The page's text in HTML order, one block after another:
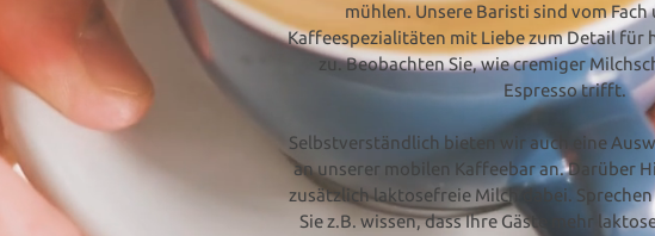
mühlen. Unsere Baristi sind vom
Kaffeespezialitäten mit Liebe zum Detail für
zu. Beobachten Sie, wie cremiger
Espresso trifft.
Selbstverständlich bieten wir auch eine
an unserer mobilen Kaffeebar an. Darüber
zusätzlich laktosefreie Milch dabei.
Sie z.B. wissen, dass Ihre Gäste mehr